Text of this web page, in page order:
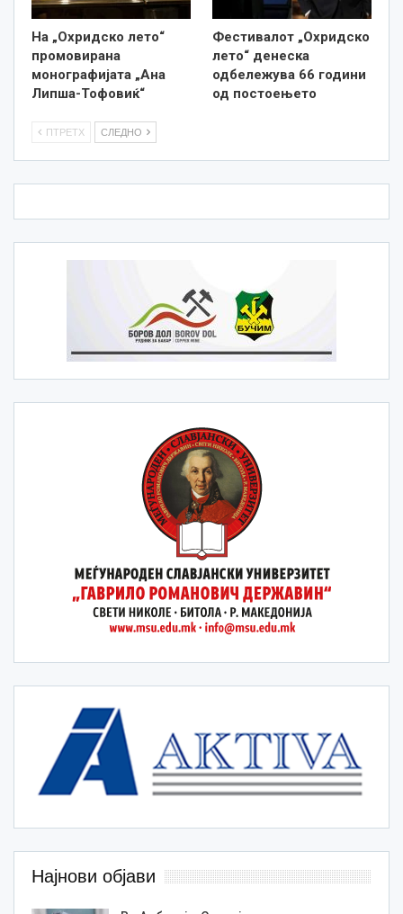
На „Охридско лето“
промовирана
монографијата „Ана
Липша-Тофовиќ“
Фестивалот „Охридско
лето“ денеска
одбележува 66 години
од постоењето
ПТРЕТХ СЛЕДНО
Најнови објави